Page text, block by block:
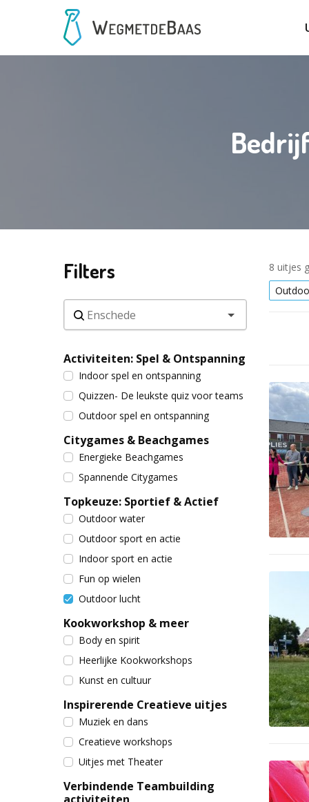
Filters
Activiteiten: Spel & Ontspanning
Indoor spel en ontspanning
Quizzen- De leukste quiz voor teams
Outdoor spel en ontspanning
Citygames & Beachgames
Energieke Beachgames
Spannende Citygames
Topkeuze: Sportief & Actief
Outdoor water
Outdoor sport en actie
Indoor sport en actie
Fun op wielen
Outdoor lucht
Kookworkshop & meer
Body en spirit
Heerlijke Kookworkshops
Kunst en cultuur
Inspirerende Creatieve uitjes
Muziek en dans
Creatieve workshops
Uitjes met Theater
Verbindende Teambuilding
8 uitjes